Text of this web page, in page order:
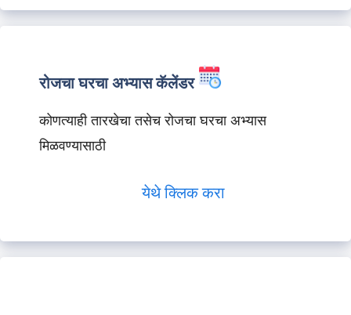
रोजचा घरचा अभ्यास कॅलेंडर
कोणत्याही तारखेचा तसेच रोजचा घरचा अभ्यास
मिळवण्यासाठी
येथे क्लिक करा